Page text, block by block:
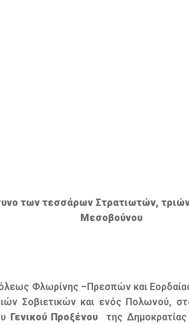
των τεσσάρων Στρατιωτών,
Μεσοβούνου
Φλωρίνης –Πρεσπών και
Σοβιετικών και ενός Πολωνού,
Γενικού Προξένου της